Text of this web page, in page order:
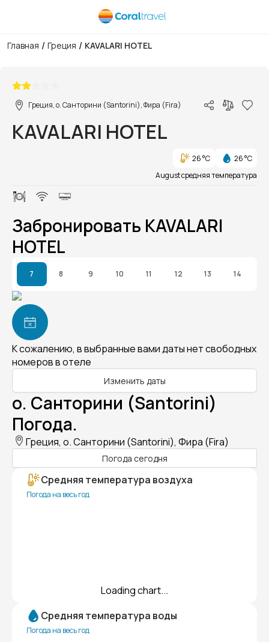
Главная / Греция / KAVALARI HOTEL
Греция, о. Санторини (Santorini), Фира (Fira)
KAVALARI HOTEL
26 °C
26 °C
August средняя температура
Забронировать KAVALARI
HOTEL
7 8 9 10 11 12 13 14
К сожалению, в выбранные вами даты нет свободных
номеров в отеле
Изменить даты
о. Санторини (Santorini)
Погода.
Греция, о. Санторини (Santorini), Фира (Fira)
Погода сегодня
Средняя температура воздуха
Погода на весь год
Loading chart...
Средняя температура воды
Погода на весь год